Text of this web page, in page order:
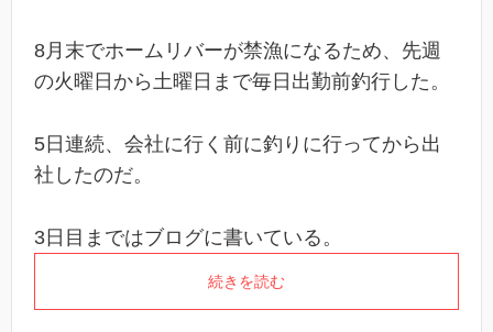
8月末でホームリバーが禁漁になるため、先週
の火曜日から土曜日まで毎日出勤前釣行した。
5日連続、会社に行く前に釣りに行ってから出
社したのだ。
3日目まではブログに書いている。
続きを読む